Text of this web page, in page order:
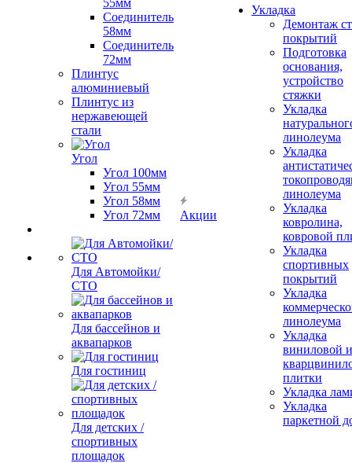
Соединитель
58мм
Соединитель
72мм
Плинтус
алюминиевый
Плинтус из
нержавеющей
стали
Угол
Угол 100мм
Угол 55мм
Угол 58мм
Угол 72мм
Для Автомойки/
СТО
Для бассейнов и
аквапарков
Для гостиниц
Для детских /
спортивных
площадок
Акции
Укладка
Демонтаж
покрытий
Подготовка
основания,
устройство
стяжки
Укладка
линолеума
Укладка
линолеума
Укладка
ковролина,
ковровой
Укладка
спортивных
покрытий
Укладка
линолеума
Укладка
виниловой и
плитки
Укладка
Укладка
паркетной